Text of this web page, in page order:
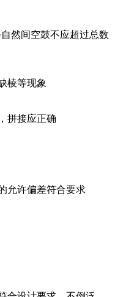
然间空鼓不应超过总数
棱等现象
拼接应正确
允许偏差符合要求